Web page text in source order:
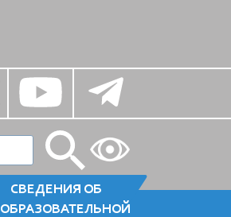
СВЕДЕНИЯ ОБ
ОБРАЗОВАТЕЛЬНОЙ